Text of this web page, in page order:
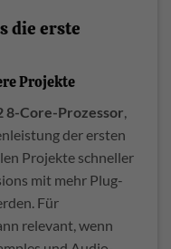
die erste
Projekte
8-Core-Prozessor,
der ersten
Projekte schneller
mit mehr Plug-
Für
relevant, wenn